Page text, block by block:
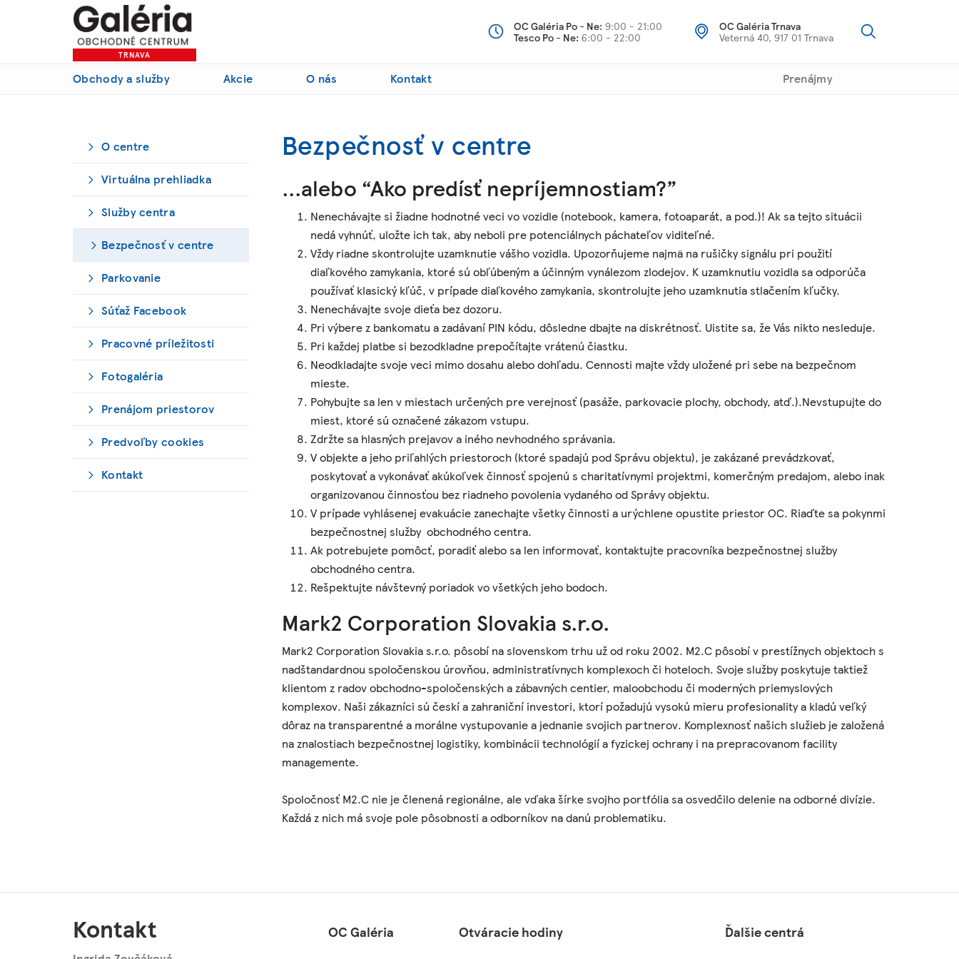
TRNAVA
OC Galéria Po - Ne: 9:00 - 21:00
Tesco Po - Ne: 6:00 - 22:00
OC Galéria Trnava
Veterná 40, 917 01 Trnava
Prenájmy
Obchody a služby Akcie O nás Kontakt
O centre
Virtuálna prehliadka
Služby centra
Bezpečnosť v centre
Parkovanie
Súťaž Facebook
Pracovné príležitosti
Fotogaléria
Prenájom priestorov
Predvoľby cookies
Kontakt
Bezpečnosť v centre
…alebo “Ako predísť nepríjemnostiam?”
Nenechávajte si žiadne hodnotné veci vo vozidle (notebook, kamera, fotoaparát, a pod.)! Ak sa tejto situácii
nedá vyhnúť, uložte ich tak, aby neboli pre potenciálnych páchateľov viditeľné.
Vždy riadne skontrolujte uzamknutie vášho vozidla. Upozorňujeme najmä na rušičky signálu pri použití
diaľkového zamykania, ktoré sú obľúbeným a účinným vynálezom zlodejov. K uzamknutiu vozidla sa odporúča
používať klasický kľúč, v prípade diaľkového zamykania, skontrolujte jeho uzamknutia stlačením kľučky.
Nenechávajte svoje dieťa bez dozoru.
Pri výbere z bankomatu a zadávaní PIN kódu, dôsledne dbajte na diskrétnosť. Uistite sa, že Vás nikto nesleduje.
Pri každej platbe si bezodkladne prepočítajte vrátenú čiastku.
Neodkladajte svoje veci mimo dosahu alebo dohľadu. Cennosti majte vždy uložené pri sebe na bezpečnom
mieste.
Pohybujte sa len v miestach určených pre verejnosť (pasáže, parkovacie plochy, obchody, atď.).Nevstupujte do
miest, ktoré sú označené zákazom vstupu.
Zdržte sa hlasných prejavov a iného nevhodného správania.
V objekte a jeho priľahlých priestoroch (ktoré spadajú pod Správu objektu), je zakázané prevádzkovať,
poskytovať a vykonávať akúkoľvek činnosť spojenú s charitatívnymi projektmi, komerčným predajom, alebo inak
organizovanou činnosťou bez riadneho povolenia vydaného od Správy objektu.
V prípade vyhlásenej evakuácie zanechajte všetky činnosti a urýchlene opustite priestor OC. Riaďte sa pokynmi
bezpečnostnej služby obchodného centra.
Ak potrebujete pomôcť, poradiť alebo sa len informovať, kontaktujte pracovníka bezpečnostnej služby
obchodného centra.
Rešpektujte návštevný poriadok vo všetkých jeho bodoch.
Mark2 Corporation Slovakia s.r.o.
Mark2 Corporation Slovakia s.r.o. pôsobí na slovenskom trhu už od roku 2002. M2.C pôsobí v prestížnych objektoch s
nadštandardnou spoločenskou úrovňou, administratívnych komplexoch či hoteloch. Svoje služby poskytuje taktiež
klientom z radov obchodno-spoločenských a zábavných centier, maloobchodu či moderných priemyslových
komplexov. Naši zákazníci sú českí a zahraniční investori, ktorí požadujú vysokú mieru profesionality a kladú veľký
dôraz na transparentné a morálne vystupovanie a jednanie svojich partnerov. Komplexnosť našich služieb je založená
na znalostiach bezpečnostnej logistiky, kombinácii technológií a fyzickej ochrany i na prepracovanom facility
managemente.
Spoločnosť M2.C nie je členená regionálne, ale vďaka šírke svojho portfólia sa osvedčilo delenie na odborné divízie.
Každá z nich má svoje pole pôsobnosti a odborníkov na danú problematiku.
Kontakt OC Galéria Otváracie hodiny Ďalšie centrá